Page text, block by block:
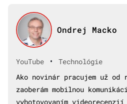
Ondrej Macko
YouTube •
Technológie
Ako novinár pracujem už od
zaoberám mobilnou
vyhotovovaním